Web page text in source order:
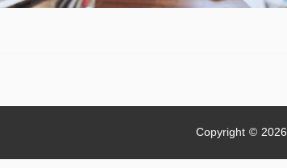
Copyright © 2026